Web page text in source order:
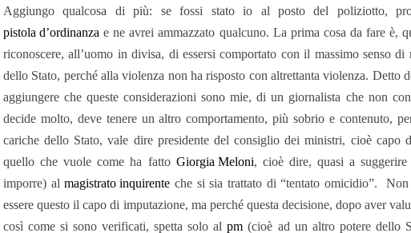
Aggiungo qualcosa di più: se fossi stato io al posto del poliziotto,
pistola d’ordinanza e ne avrei ammazzato qualcuno. La prima cosa da fare è,
riconoscere, all’uomo in divisa, di essersi comportato con il massimo senso di
dello Stato, perché alla violenza non ha risposto con altrettanta violenza. Detto
aggiungere che queste considerazioni sono mie, di un giornalista che non
decide molto, deve tenere un altro comportamento, più sobrio e contenuto,
cariche dello Stato, vale dire presidente del consiglio dei ministri, cioè capo
quello che vuole come ha fatto Giorgia Meloni, cioè dire, quasi a
imporre) almagistrato inquirente che si sia trattato di “tentato omicidio”.
Non
essere questo il capo di imputazione, ma perché questa decisione, dopo aver
così come si sono verificati, spetta solo alpm (cioè ad un altro potere dello